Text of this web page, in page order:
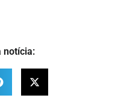
notícia: